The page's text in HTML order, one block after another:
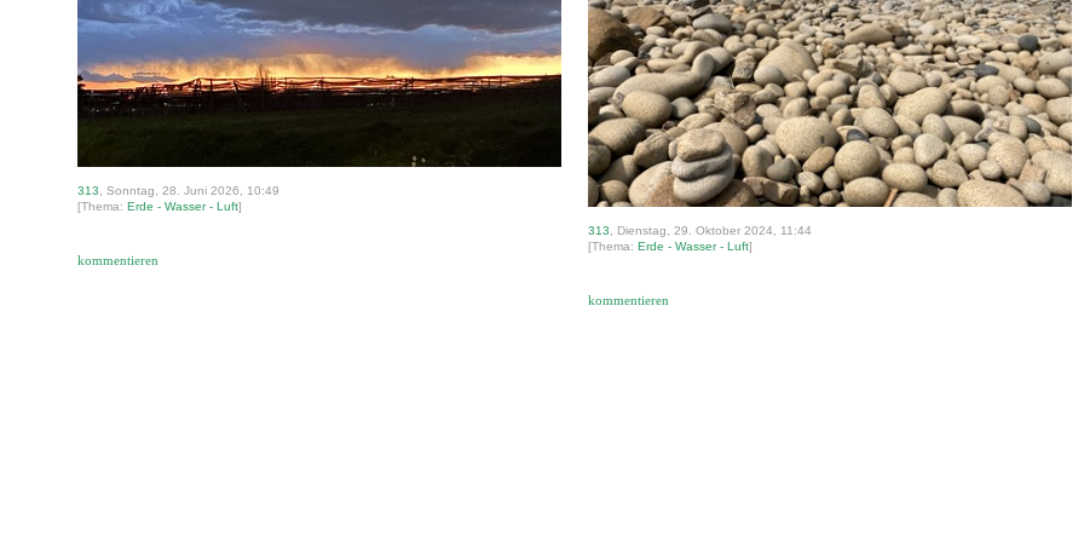
313 , Sonntag, 28. Juni 2026, 10:49
[Thema: Erde - Wasser - Luft]
kommentieren
313 , Dienstag, 29. Oktober 2024, 11:44
[Thema: Erde - Wasser - Luft]
kommentieren